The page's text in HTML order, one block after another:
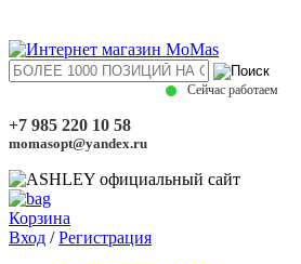
Сейчас работаем
+7 985 220 10 58
momasopt@yandex.ru
Корзина
Вход /Регистрация